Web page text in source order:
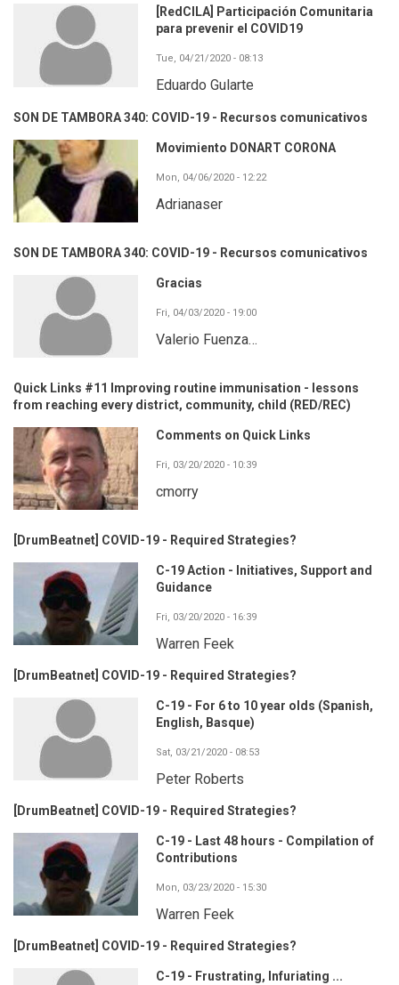
[RedCILA] Participación Comunitaria
para prevenir el COVID19
Tue, 04/21/2020 - 08:13
Eduardo Gularte
SON DE TAMBORA 340: COVID-19 - Recursos comunicativos
Movimiento DONART CORONA
Mon, 04/06/2020 - 12:22
Adrianaser
SON DE TAMBORA 340: COVID-19 - Recursos comunicativos
Gracias
Fri, 04/03/2020 - 19:00
Valerio Fuenza…
Quick Links #11 Improving routine immunisation - lessons
from reaching every district, community, child (RED/REC)
Comments on Quick Links
Fri, 03/20/2020 - 10:39
cmorry
[DrumBeatnet] COVID-19 - Required Strategies?
C-19 Action - Initiatives, Support and
Guidance
Fri, 03/20/2020 - 16:39
Warren Feek
[DrumBeatnet] COVID-19 - Required Strategies?
C-19 - For 6 to 10 year olds (Spanish,
English, Basque)
Sat, 03/21/2020 - 08:53
Peter Roberts
[DrumBeatnet] COVID-19 - Required Strategies?
C-19 - Last 48 hours - Compilation of
Contributions
Mon, 03/23/2020 - 15:30
Warren Feek
[DrumBeatnet] COVID-19 - Required Strategies?
C-19 - Frustrating, Infuriating ...